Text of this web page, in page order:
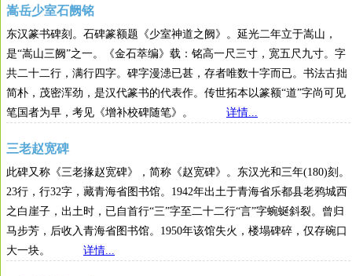
嵩岳少室石阙铭
东汉篆书碑刻。石碑篆额题《少室神道之阙》。延光二年立于嵩山，
是“嵩山三阙”之一。《金石萃编》载：铭高一尺三寸，宽五尺九寸。字
共二十二行，满行四字。碑字漫漶已甚，存者唯数十字而已。书法古拙
简朴，茂密浑劲，是汉代篆书的代表作。传世拓本以篆额“道”字尚可见
笔国者为早，考见《增补校碑随笔》。 详情...
三老赵宽碑
此碑又称《三老掾赵宽碑》，简称《赵宽碑》。东汉光和三年(180)刻。
23行，行32字，藏青海省图书馆。1942年出土于青海省乐都县老鸦城西
之白崖子，出土时，已自首行“三”字至二十二行“言”字蜿蜒斜裂。曾归
马步芳，后收入青海省图书馆。1950年该馆失火，楼塌碑碎，仅存碗口
大一块。 详情...